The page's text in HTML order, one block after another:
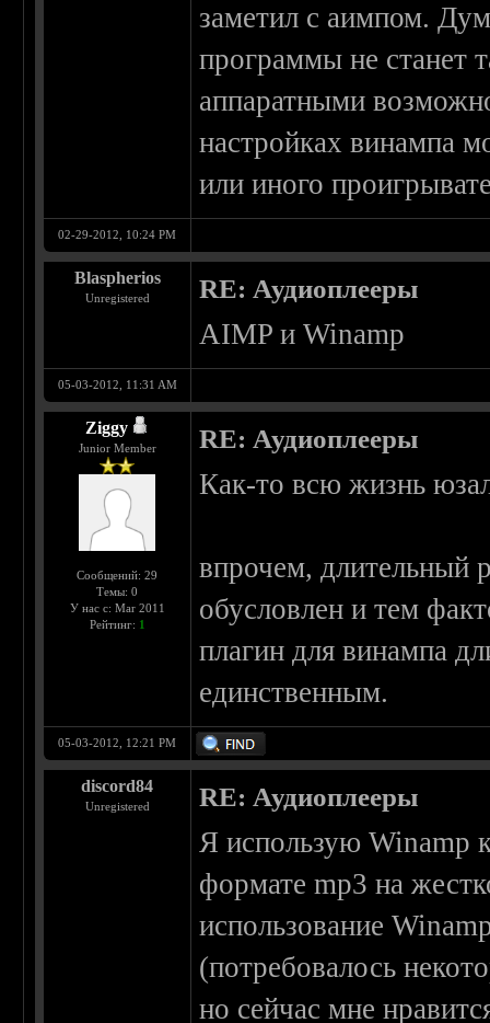
заметил с аимпом.
программы не станет
аппаратными
настройках винампа
или иного
02-29-2012, 10:24 PM
Blaspherios
Unregistered RE: Аудиоплееры
AIMP и Winamp
05-03-2012, 11:31 AM
Ziggy
Junior Member
Сообщений: 29
Темы: 0
У нас с: Mar 2011
Рейтинг: 1
RE: Аудиоплееры
Как-то всю жизнь
впрочем, длительный
обусловлен и тем
плагин для винампа
единственным.
05-03-2012, 12:21 PM
discord84
Unregistered RE: Аудиоплееры
Я использую Winamp
формате mp3 на
использование
(потребовалось
но сейчас мне